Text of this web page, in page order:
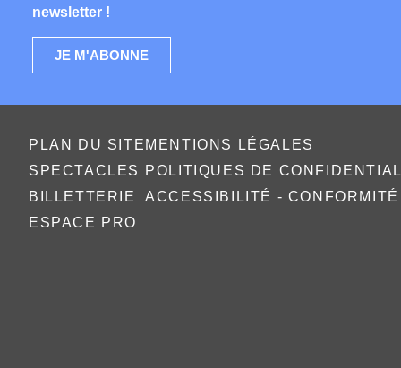
newsletter !
JE M'ABONNE
PLAN DU SITE
SPECTACLES
BILLETTERIE
ESPACE PRO
MENTIONS LÉGALES
POLITIQUES DE
ACCESSIBILITÉ -